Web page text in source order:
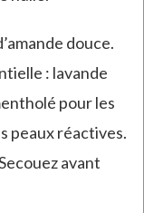
douce.
: lavande
pour les
peaux réactives.
avant